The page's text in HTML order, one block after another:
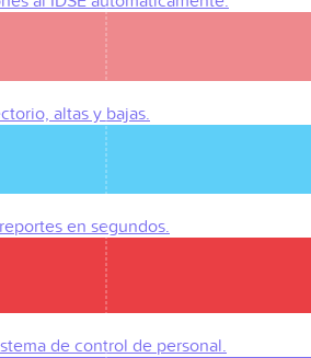
altas y bajas.
en segundos.
de control de personal.